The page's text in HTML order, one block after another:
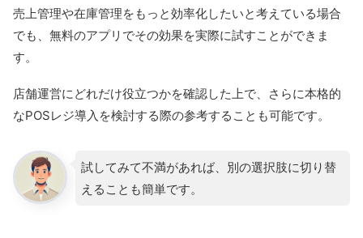
売上管理や在庫管理をもっと効率化したいと考えている場合
でも、無料のアプリでその効果を実際に試すことができま
す。
店舗運営にどれだけ役立つかを確認した上で、さらに本格的
なPOSレジ導入を検討する際の参考することも可能です。
試してみて不満があれば、別の選択肢に切り替
えることも簡単です。